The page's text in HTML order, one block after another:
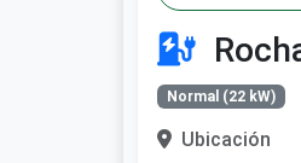
Normal (22 kW)
Ubicación